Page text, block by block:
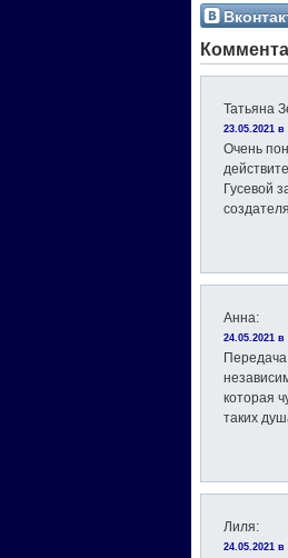
Татьяна
23.05.2021 в
Очень
Гусевой
Анна:
24.05.2021 в
которая
таких
Лиля:
24.05.2021 в